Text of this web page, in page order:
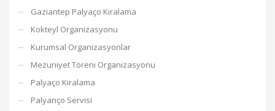
Gaziantep Palyaço Kiralama
Kokteyl Organizasyonu
Kurumsal Organizasyonlar
Mezuniyet Töreni Organizasyonu
Palyaço Kiralama
Palyanço Servisi